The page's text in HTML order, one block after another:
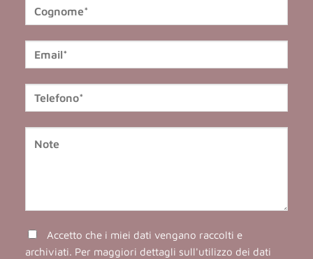
Accetto che i miei dati vengano raccolti e
archiviati. Per maggiori dettagli sull'utilizzo dei dati